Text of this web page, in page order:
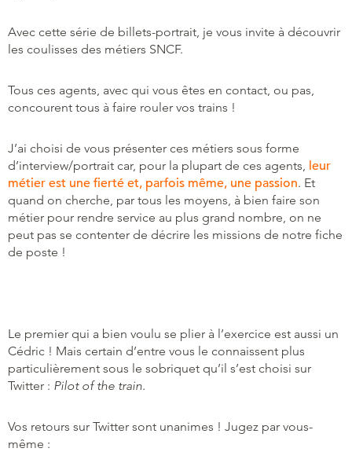
Avec cette série de billets-portrait, je vous invite à découvrir
les coulisses des métiers SNCF.
Tous ces agents, avec qui vous êtes en contact, ou pas,
concourent tous à faire rouler vos trains !
J’ai choisi de vous présenter ces métiers sous forme
d’interview/portrait car, pour la plupart de ces agents, leur
métier est une fierté et, parfois même, une passion. Et
quand on cherche, par tous les moyens, à bien faire son
métier pour rendre service au plus grand nombre, on ne
peut pas se contenter de décrire les missions de notre fiche
de poste !
Le premier qui a bien voulu se plier à l’exercice est aussi un
Cédric ! Mais certain d’entre vous le connaissent plus
particulièrement sous le sobriquet qu’il s’est choisi sur
Twitter : Pilot of the train.
Vos retours sur Twitter sont unanimes ! Jugez par vous-
même :